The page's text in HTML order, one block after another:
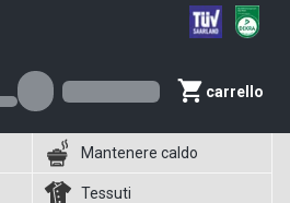
carrello
Mantenere caldo
Tessuti